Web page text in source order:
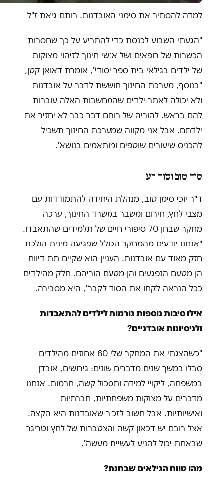
למדה להסתיר את סימני האובדנות. רותם גיאת ז"ל
"הגעתי השבוע לכנסת כדי להתריע על כך שחסרות
הכשרות של רופאים ושל אנשי חינוך לזיהוי מצוקות
של ילדים בגילאי בית ספר יסודי", אומרת דאואן קטן,
"בנוסף, מערכת החינוך חוששת לדבר על אובדנות
ולא יכולה לאתר ילדים שהמחשבות האלה עוברות
להם בראש. להוריה של רותם דבר כבר לא יחזיר את
ילדתם. אבל אני מקווה שמערכת החינוך תשכיל
להכניס שיעורים שוטפים ומותאמים בנושא".
סוד טוב וסוד רע
ד"ר יוכי סימן טוב, מנהלת היחידה להתמודדות עם
מצבי לחץ, חירום ומשבר במשרד החינוך, ערכה
מחקר שבחן 70 סיפורי חיים של תלמידים שהתאבדו.
"אנחנו יודעים מהמחקר הכולל שפגיעה מינית הולכת
חזק מאוד עם אובדנות. העניין הוא שקיים תת דיווח
הן מטעם הנפגעים והן מטעם הוריהם. חלק מהילדים
ככל הנראה לקחו את הסוד לקבר", היא מסבירה.
אילו סיבות נוספות גורמות לילדים להתאבדות
ולניסיונות אובדניים?
"כשהצגתי את המחקר שלי 60 אחוזים מהילדים
סבלו במשך שנים מדברים שונים: גירושים, אובדן
במשפחה, ליקויי למידה ותסכול קשה, חרמות. אנחנו
מדברים על מצוקות משפחתיות, חברתיות
ואישיותיות. אבל חשוב לזכור שאובדנות היא הקצה.
אצל רובם יש דכאון קשה והצטברות של לחץ וטריגר
שבאחת יכול להניע לעשיית מעשה".
מהו טווח הגילאים שבחנת?